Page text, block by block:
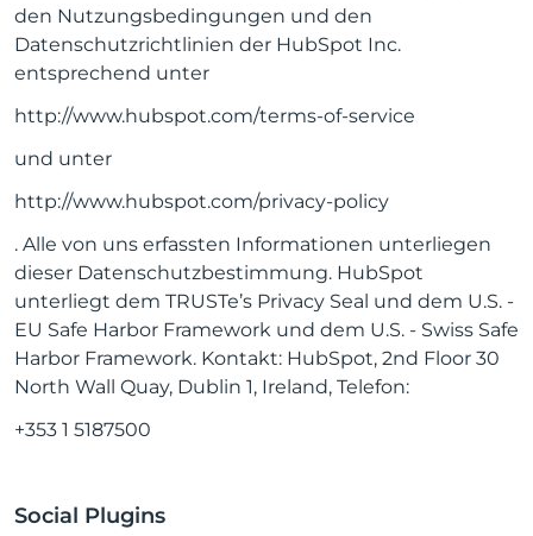
den Nutzungsbedingungen und den
Datenschutzrichtlinien der HubSpot Inc.
entsprechend unter
http://www.hubspot.com/terms-of-service
und unter
http://www.hubspot.com/privacy-policy
. Alle von uns erfassten Informationen unterliegen
dieser Datenschutzbestimmung. HubSpot
unterliegt dem TRUSTe’s Privacy Seal und dem U.S. -
EU Safe Harbor Framework und dem U.S. - Swiss Safe
Harbor Framework. Kontakt: HubSpot, 2nd Floor 30
North Wall Quay, Dublin 1, Ireland, Telefon:
+353 1 5187500
Social Plugins